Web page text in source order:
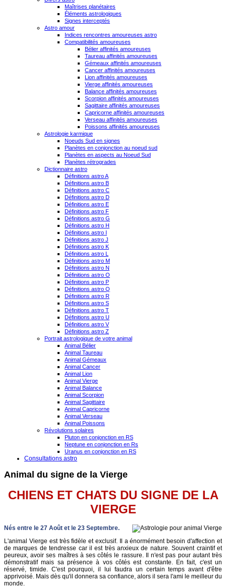
Maîtrises planétaires
Éléments astrologiques
Signes interceptés
Astro amour
Indices rencontres amoureuses astro
Compatibilités amoureuses
Bélier affinités amoureuses
Taureau affinités amoureuses
Gémeaux affinités amoureuses
Cancer affinités amoureuses
Lion affinités amoureuses
Vierge affinités amoureuses
Balance affinités amoureuses
Scorpion affinités amoureuses
Sagittaire affinités amoureuses
Capricorne affinités amoureuses
Verseau affinités amoureuses
Poissons affinités amoureuses
Astrologie karmique
Noeuds Sud en signes
Planètes en conjonction au noeud sud
Planètes en aspects au Noeud Sud
Planètes rétrogrades
Dictionnaire astro
Définitions astro A
Définitions astro B
Définitions astro C
Définitions astro D
Définitions astro E
Définitions astro F
Définitions astro G
Définitions astro H
Définitions astro I
Définitions astro J
Définitions astro K
Définitions astro L
Définitions astro M
Définitions astro N
Définitions astro O
Définitions astro P
Définitions astro Q
Définitions astro R
Définitions astro S
Définitions astro T
Définitions astro U
Définitions astro V
Définitions astro Z
Portrait astrologique de votre animal
Animal Bélier
Animal Taureau
Animal Gémeaux
Animal Cancer
Animal Lion
Animal Vierge
Animal Balance
Animal Scorpion
Animal Sagittaire
Animal Capricorne
Animal Verseau
Animal Poissons
Révolutions solaires
Pluton en conjonction en RS
Neptune en conjonction en Rs
Uranus en conjonction en RS
Consultations astro
Animal du signe de la Vierge
CHIENS ET CHATS DU SIGNE DE LA
VIERGE
Nés entre le 27 Août et le 23 Septembre.
L'animal Vierge est très fidèle et exclusif. Il a énormément besoin d'affection et
de marques de tendresse car il est très anxieux de nature. Souvent craintif et
peureux, avoir ses maîtres à ses côtés le rassure. Il n'est pas pour autant très
démonstratif mais sa présence à vos côtés est constante. En fait, c'est un
réservé, timide. C'est pourquoi, il lui faudra un certain temps avant d'être
apprivoisé. Mais dès qu'il donnera sa confiance, alors il sera l'ami le meilleur du
monde.